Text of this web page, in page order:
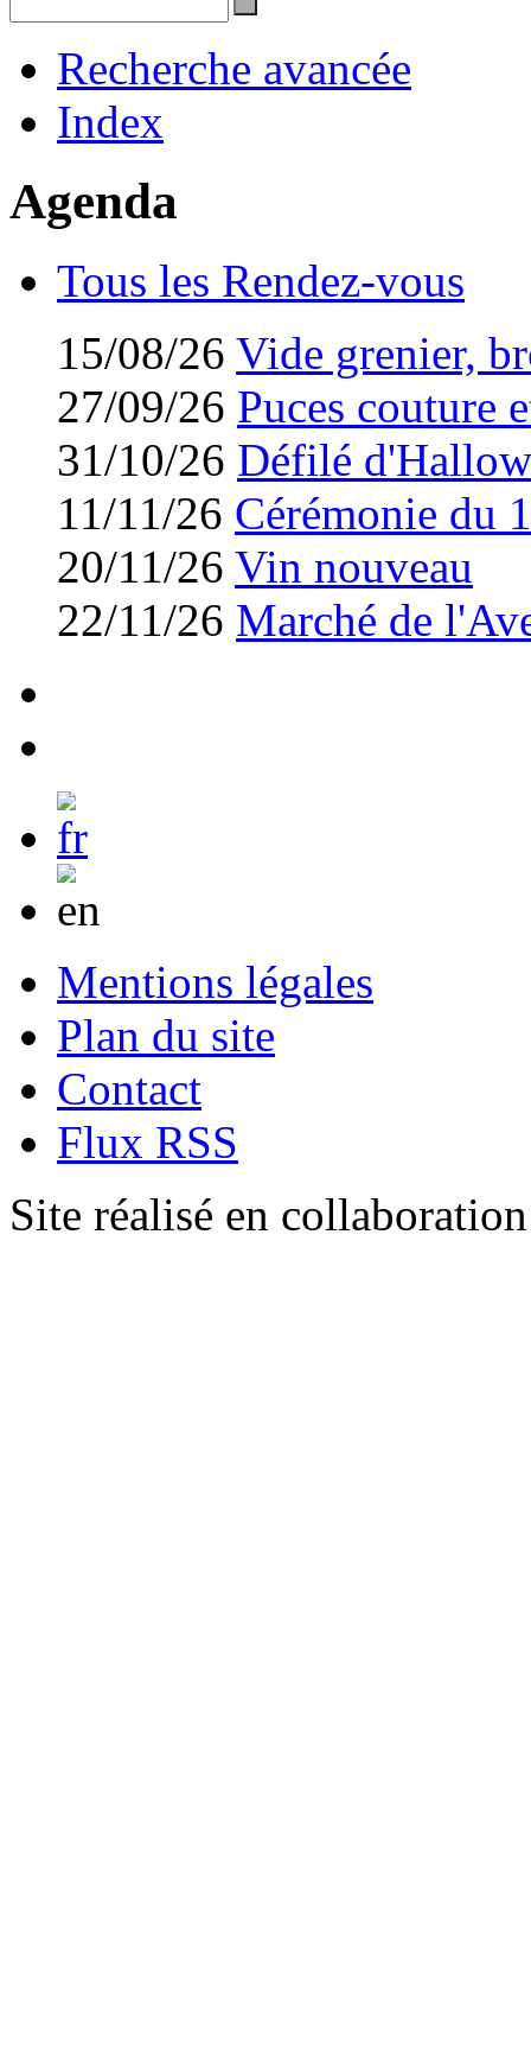
Recherche avancée
Index
Agenda
Tous les Rendez-vous
15/08/26 Vide grenier,
27/09/26 Puces couture
31/10/26 Défilé
11/11/26 Cérémonie du
20/11/26 Vin nouveau
22/11/26 Marché de
Mentions légales
Plan du site
Contact
Flux RSS
Site réalisé en